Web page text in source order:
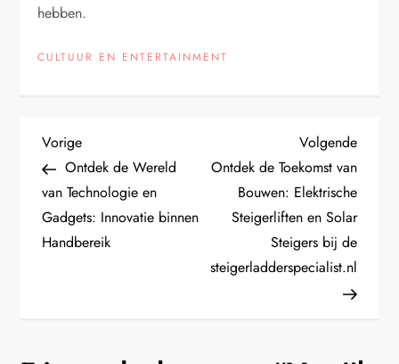
hebben.
CULTUUR EN ENTERTAINMENT
B
e
r
Vorig
bericht
Vorige
Ontdek de Wereld
van Technologie en
Gadgets: Innovatie binnen
Handbereik
bericht
Volgende
Ontdek de Toekomst van
Bouwen: Elektrische
Steigerliften en Solar
Steigers bij de
steigerladderspecialist.nl